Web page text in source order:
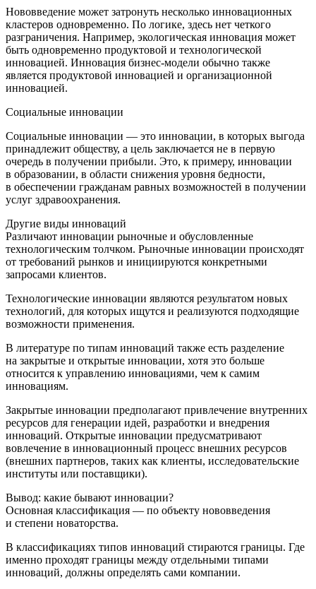
Нововведение может затронуть несколько инновационных
кластеров одновременно. По логике, здесь нет четкого
разграничения. Например, экологическая инновация может
быть одновременно продуктовой и технологической
инновацией. Инновация бизнес-модели обычно также
является продуктовой инновацией и организационной
инновацией.
Социальные инновации
Социальные инновации — это инновации, в которых выгода
принадлежит обществу, а цель заключается не в первую
очередь в получении прибыли. Это, к примеру, инновации
в образовании, в области снижения уровня бедности,
в обеспечении гражданам равных возможностей в получении
услуг здравоохранения.
Другие виды инноваций
Различают инновации рыночные и обусловленные
технологическим толчком. Рыночные инновации происходят
от требований рынков и инициируются конкретными
запросами клиентов.
Технологические инновации являются результатом новых
технологий, для которых ищутся и реализуются подходящие
возможности применения.
В литературе по типам инноваций также есть разделение
на закрытые и открытые инновации, хотя это больше
относится к управлению инновациями, чем к самим
инновациям.
Закрытые инновации предполагают привлечение внутренних
ресурсов для генерации идей, разработки и внедрения
инноваций. Открытые инновации предусматривают
вовлечение в инновационный процесс внешних ресурсов
(внешних партнеров, таких как клиенты, исследовательские
институты или поставщики).
Вывод: какие бывают инновации?
Основная классификация — по объекту нововведения
и степени новаторства.
В классификациях типов инноваций стираются границы. Где
именно проходят границы между отдельными типами
инноваций, должны определять сами компании.